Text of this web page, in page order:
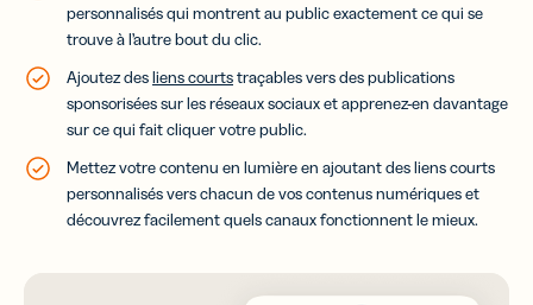
personnalisés qui montrent au public exactement ce qui se
trouve à l’autre bout du clic.
Ajoutez desliens courtstraçables vers des publications
sponsorisées sur les réseaux sociaux et apprenez-en davantage
sur ce qui fait cliquer votre public.
Mettez votre contenu en lumière en ajoutant des liens courts
personnalisés vers chacun de vos contenus numériques et
découvrez facilement quels canaux fonctionnent le mieux.